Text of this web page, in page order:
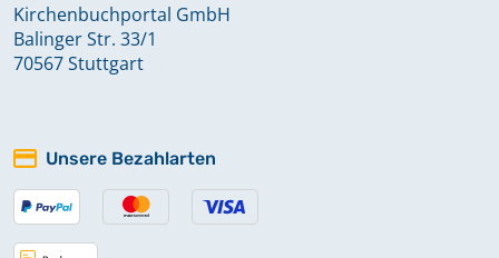
Kirchenbuchportal GmbH
Balinger Str. 33/1
70567 Stuttgart
Unsere Bezahlarten